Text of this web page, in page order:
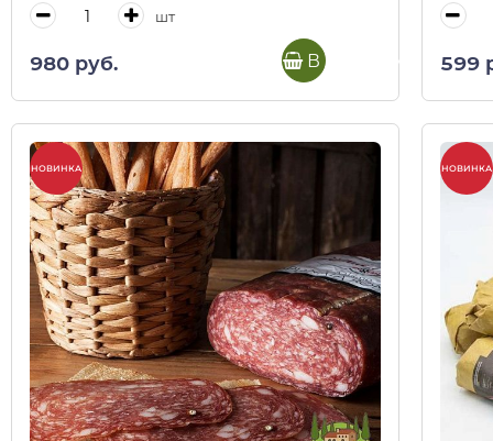
шт
980 руб. В корзину 599
НОВИНКА НОВИНКА